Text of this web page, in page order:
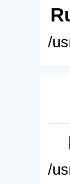
/
/